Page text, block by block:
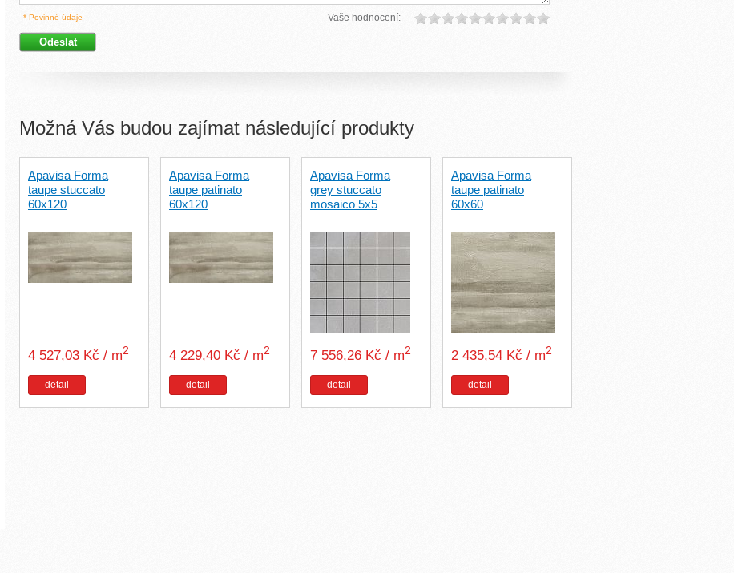
* Povinné údaje Vaše hodnocení:
Možná Vás budou zajímat následující produkty
Apavisa Forma
taupe stuccato
60x120
4 527,03 Kč / m2
detail
Apavisa Forma
taupe patinato
60x120
4 229,40 Kč / m2
detail
Apavisa Forma
grey stuccato
mosaico 5x5
7 556,26 Kč / m2
detail
Apavisa Forma
taupe patinato
60x60
2 435,54 Kč / m2
detail